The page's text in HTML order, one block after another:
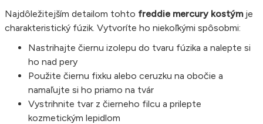
Najdôležitejším detailom tohto freddie mercury kostýmje
charakteristický fúzik. Vytvoríte ho niekoľkými spôsobmi:
Nastrihajte čiernu izolepu do tvaru fúzika a nalepte si
ho nad pery
Použite čiernu fixku alebo ceruzku na obočie a
namaľujte si ho priamo na tvár
Vystrihnite tvar z čierneho filcu a prilepte
kozmetickým lepidlom